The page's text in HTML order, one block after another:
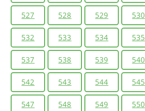
527 528 529 530
532 533 534 535
537 538 539 540
542 543 544 545
547 548 549 550